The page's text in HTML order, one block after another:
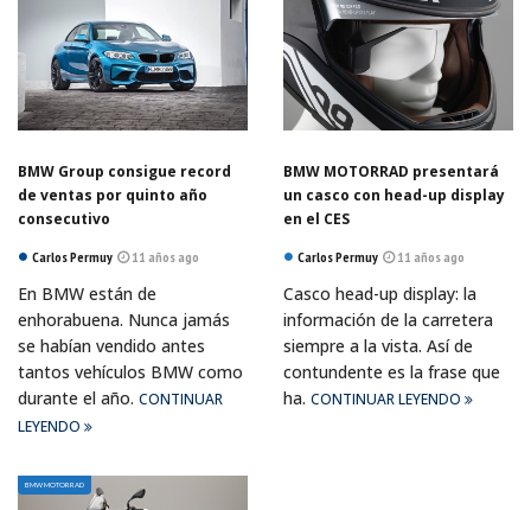
BMW Group consigue record
de ventas por quinto año
consecutivo
Carlos Permuy 11 años ago
En BMW están de
enhorabuena. Nunca jamás
se habían vendido antes
tantos vehículos BMW como
durante el año. CONTINUAR
LEYENDO
BMW MOTORRAD presentará
un casco con head-up display
en el CES
Carlos Permuy 11 años ago
Casco head-up display: la
información de la carretera
siempre a la vista. Así de
contundente es la frase que
ha. CONTINUAR LEYENDO
BMW MOTORRAD